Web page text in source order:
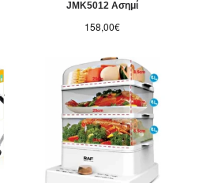
JMK5012 Ασημί
158,00€